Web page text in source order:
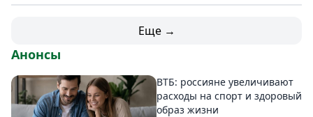
Еще →
Анонсы
ВТБ: россияне увеличивают
расходы на спорт и здоровый
образ жизни